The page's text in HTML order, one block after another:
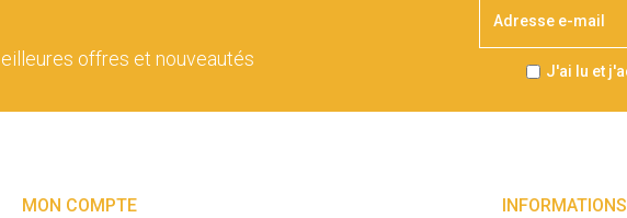
offres et nouveautés
J'ai lu et
MON COMPTE INFORMATIONS